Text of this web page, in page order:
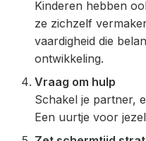
Kinderen hebben
ze zichzelf
vaardigheid die
ontwikkeling.
Vraag om hulp
Schakel je partner,
Een uurtje voor